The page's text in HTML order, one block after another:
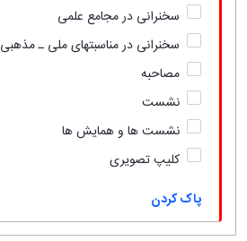
سخنرانی در مجامع علمی
سخنرانی در مناسبتهای ملی ـ مذهبی
مصاحبه
نشست
نشست ها و همایش ها
کلیپ تصویری
پاک کردن